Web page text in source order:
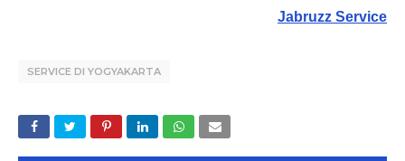
Jabruzz Service
SERVICE DI YOGYAKARTA